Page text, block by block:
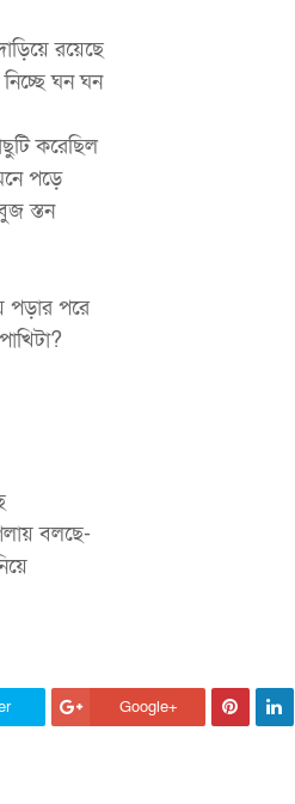
রয়েছে
ঘন ঘন
করেছিল
পড়ে
স্তন
পড়ার পরে
বলছে-
Google+